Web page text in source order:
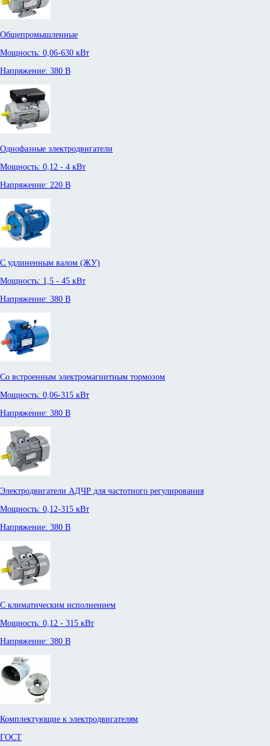
Общепромышленные
Мощность: 0,06-630 кВт
Напряжение: 380 В
Однофазные электродвигатели
Мощность: 0,12 - 4 кВт
Напряжение: 220 В
С удлиненным валом (ЖУ)
Мощность: 1,5 - 45 кВт
Напряжение: 380 В
Со встроенным электромагнитным тормозом
Мощность: 0,06-315 кВт
Напряжение: 380 В
Электродвигатели АДЧР для частотного регулирования
Мощность: 0,12-315 кВт
Напряжение: 380 В
С климатическим исполнением
Мощность: 0,12 - 315 кВт
Напряжение: 380 В
Комплектующие к электродвигателям
ГОСТ